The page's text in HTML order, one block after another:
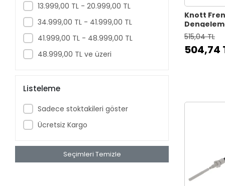
13.999,00 TL - 20.999,00 TL
34.999,00 TL - 41.999,00 TL
41.999,00 TL - 48.999,00 TL
48.999,00 TL ve üzeri
Listeleme
Sadece stoktakileri göster
Ücretsiz Kargo
Seçimleri Temizle
Knott
Aparatı
515,04 TL
504,74